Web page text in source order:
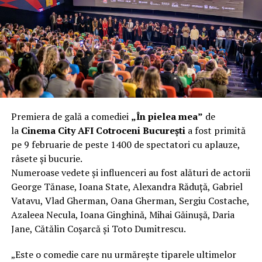
încât nu a mai putut fi pliat. Proprietarul l-a aruncat la
fier vechi a doua zi. Asta ca să fie clar de la început: nu
vorbim despre preferințe estetice, ci despre
funcționalitate reală.
Aluminiul, pe scurt: ușor,
rezistent la coroziune, dar cu
nuanțe
Aluminiul e materialul care apare primul în conversație
când cineva caută un pavilion ușor. Și pe bună dreptate.
Densitatea aluminiului e de aproximativ 2,7 g/cm³, față
de circa 7,8 g/cm³ pentru oțel. Practic, la un volum
identic, aluminiul cântărește cam o treime din greutatea
oțelului. Pentru oricine transportă, montează și
demontează frecvent o structură, diferența asta se
simte enorm.
Premiera de gală a comediei „În pielea mea” de
la Cinema City AFI Cotroceni Bucureștia fost primită
pe 9 februarie de peste 1400 de spectatori cu aplauze,
râsete și bucurie.
Numeroase vedete și influenceri au fost alături de actorii
George Tănase, Ioana State, Alexandra Răduță, Gabriel
Vatavu, Vlad Gherman, Oana Gherman, Sergiu Costache,
Azaleea Necula, Ioana Ginghină, Mihai Găinușă, Daria
Jane, Cătălin Coșarcă și Toto Dumitrescu.
„Este o comedie care nu urmărește tiparele ultimelor